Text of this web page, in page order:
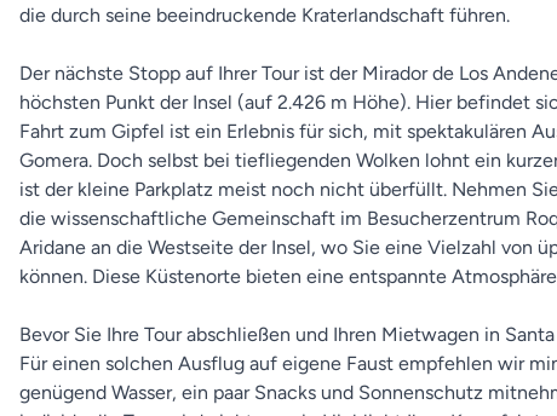
die durch seine beeindruckende Kraterlandschaft führen.
Der nächste Stopp auf Ihrer Tour ist der Mirador de Los
höchsten Punkt der Insel (auf 2.426 m Höhe). Hier befindet
Fahrt zum Gipfel ist ein Erlebnis für sich, mit spektakulären
Gomera. Doch selbst bei tiefliegenden Wolken lohnt ein
ist der kleine Parkplatz meist noch nicht überfüllt. Nehmen
die wissenschaftliche Gemeinschaft im Besucherzentrum
Aridane an die Westseite der Insel, wo Sie eine Vielzahl von
können. Diese Küstenorte bieten eine entspannte
Bevor Sie Ihre Tour abschließen und Ihren Mietwagen in
Für einen solchen Ausflug auf eigene Faust empfehlen wir
genügend Wasser, ein paar Snacks und Sonnenschutz